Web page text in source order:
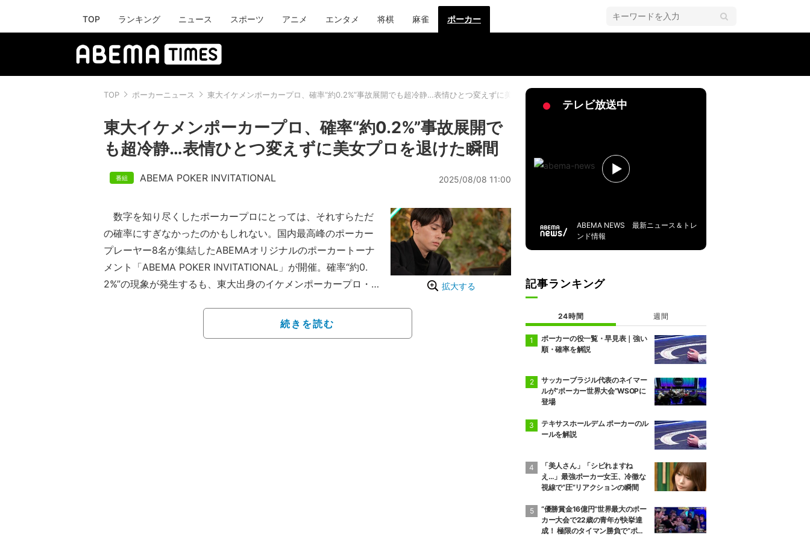
TOP ランキング ニュース スポーツ アニメ エンタメ 将棋 麻雀 ポーカー
TOP ポーカーニュース 東大イケメンポーカープロ、確率“約0.2%”事故展開でも超冷静…表情ひとつ変えずに美女プロを退けた瞬間
東大イケメンポーカープロ、確率“約0.2%”事故展開で
も超冷静…表情ひとつ変えずに美女プロを退けた瞬間
ABEMA POKER INVITATIONAL 2025/08/08 11:00
拡大する
数字を知り尽くしたポーカープロにとっては、それすらただ
の確率にすぎなかったのかもしれない。国内最高峰のポーカー
プレーヤー8名が集結したABEMAオリジナルのポーカートーナ
メント「ABEMA POKER INVITATIONAL」が開催。確率“約0.
2%”の現象が発生するも、東大出身のイケメンポーカープロ・
注目の場面は、“ポーカー世界女王”こと岡本詩菜と、東大出
身の新鋭・新田のマッチアップ。岡本の手はハートの「98」、
続きを読む
テレビ放送中
ABEMA NEWS 最新ニュース＆トレ
ンド情報
記事ランキング
24時間 週間
ポーカーの役一覧・早見表｜強い
順・確率を解説
サッカーブラジル代表のネイマー
ルが“ポーカー世界大会”WSOPに
登場
テキサスホールデム ポーカーのル
ールを解説
「美人さん」「シビれますね
え…」最強ポーカー女王、冷徹な
視線で“圧”リアクションの瞬間
“優勝賞金16億円”世界最大のポー
カー大会で22歳の青年が快挙達
成！ 極限のタイマン勝負で“ポー